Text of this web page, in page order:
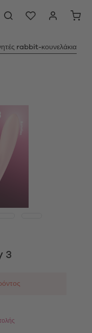
rabbit-κουνελάκια
3